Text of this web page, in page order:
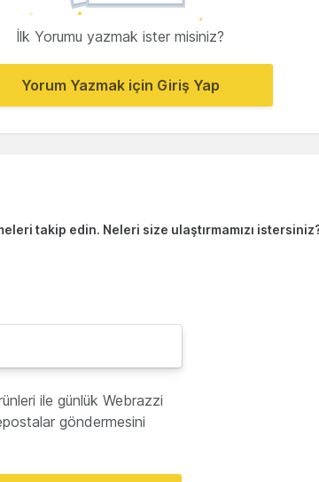
İlk Yorumu yazmak ister misiniz?
Yorum Yazmak için Giriş Yap
takip edin. Neleri size ulaştırmamızı
ile günlük Webrazzi
göndermesini